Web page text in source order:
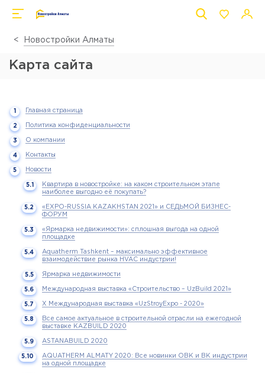
Новостройки Алматы
Карта сайта
Главная страница
Политика конфиденциальности
О компании
Контакты
Новости
Квартира в новостройке: на каком строительном этапе
наиболее выгодно её покупать?
«EXPO-RUSSIA KAZAKHSTAN 2021» и СЕДЬМОЙ БИЗНЕС-
ФОРУМ
«Ярмарка недвижимости»: сплошная выгода на одной
площадке
Aquatherm Tashkent – максимально эффективное
взаимодействие рынка HVAC индустрии!
Ярмарка недвижимости
Международная выставка «Строительство – UzBuild 2021»
X Международная выставка «UzStroyExpo - 2020»
Все самое актуальное в строительной отрасли на ежегодной
выставке KAZBUILD 2020
ASTANABUILD 2020
AQUATHERM ALMATY 2020: Все новинки ОВК и ВК индустрии
на одной площадке